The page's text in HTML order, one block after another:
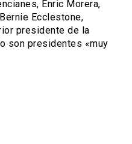
Enric Morera,
Ecclestone,
presidente de la
son presidentes «muy